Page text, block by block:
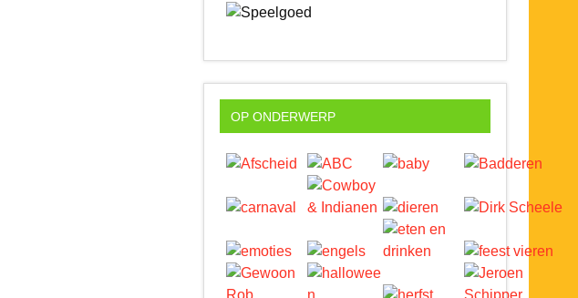
OP ONDERWERP